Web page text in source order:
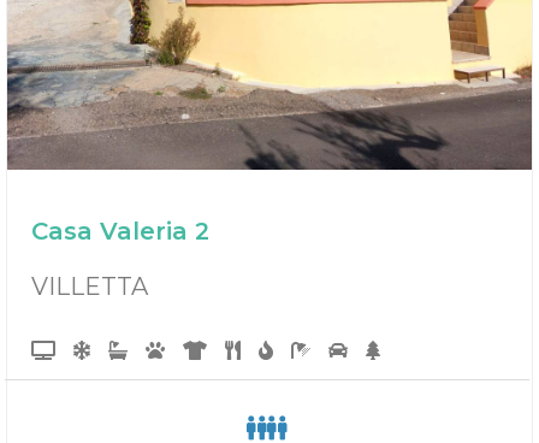
Casa Valeria 2
VILLETTA